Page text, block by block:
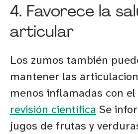
4. Favorece la
articular
Los zumos también
mantener las
menos inflamadas con
revisión científica Se
jugos de frutas y